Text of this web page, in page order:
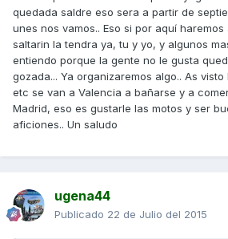
quedada saldre eso sera a partir de
unes nos vamos.. Eso si por aquí
saltarin la tendra ya, tu y yo, y algunos
entiendo porque la gente no le gusta
gozada... Ya organizaremos algo.. As
etc se van a Valencia a bañarse y a
Madrid, eso es gustarle las motos y ser
aficiones.. Un saludo
ugena44
Publicado 22 de Julio del 2015